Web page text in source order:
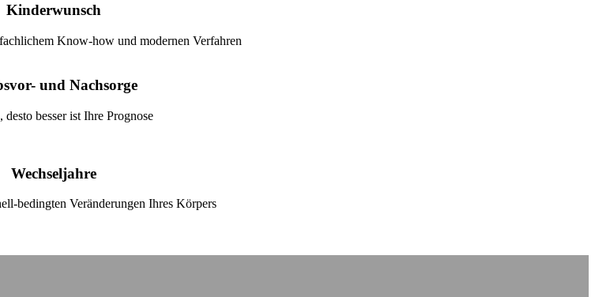
Kinderwunsch
Know-how und modernen Verfahren
und Nachsorge
besser ist Ihre Prognose
Wechseljahre
bedingten Veränderungen Ihres Körpers